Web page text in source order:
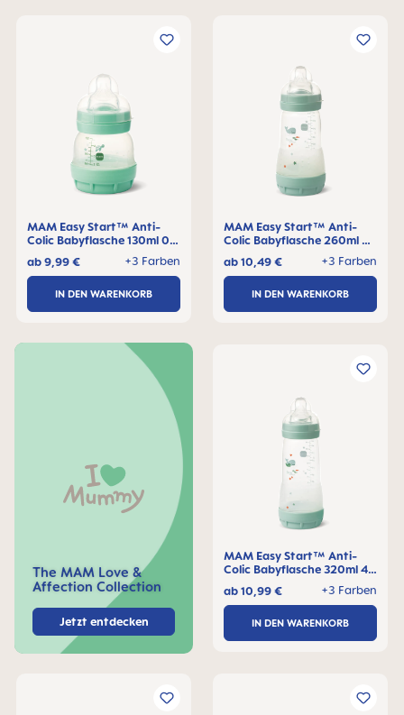
The MAM Love &
Affection Collection
Jetzt entdecken
MAM Easy Start™ Anti-
Colic Babyflasche 130ml 0+
+3 Farben
ab9,99 €
IN DEN WARENKORB
MAM Easy Start™ Anti-
Colic Babyflasche 260ml 2+
+3 Farben
ab10,49 €
IN DEN WARENKORB
MAM Easy Start™ Anti-
Colic Babyflasche 320ml 4+
+3 Farben
ab10,99 €
IN DEN WARENKORB